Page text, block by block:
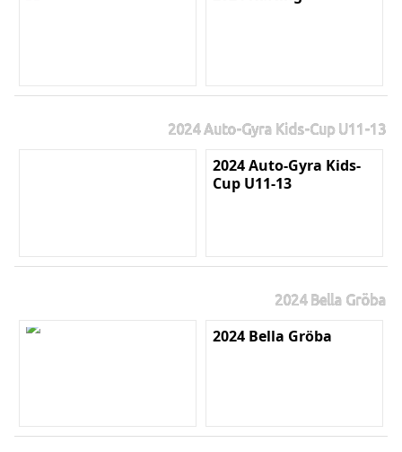
2024 Auto-Gyra Kids-Cup U11-13
2024 Auto-Gyra Kids-
Cup U11-13
2024 Bella Gröba
2024 Bella Gröba